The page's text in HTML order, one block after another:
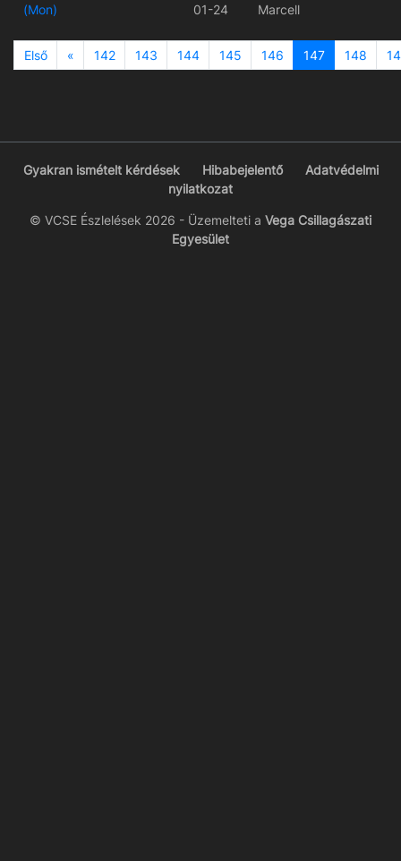
(Mon)
01-24
Marcell
Első «Previous
142 143 144 145 146 147 148
Gyakran ismételt kérdések Hibabejelentő
Adatvédelmi
nyilatkozat
© VCSE Észlelések 2026 - Üzemelteti a Vega Csillagászati
Egyesület